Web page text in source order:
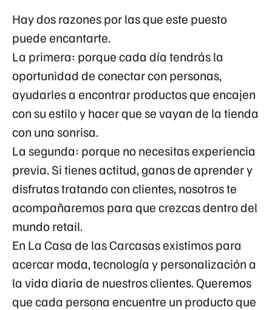
Hay dos razones por las que este puesto
puede encantarte.
La primera: porque cada día tendrás la
oportunidad de conectar con personas,
ayudarles a encontrar productos que encajen
con su estilo y hacer que se vayan de la tienda
con una sonrisa.
La segunda: porque no necesitas experiencia
previa. Si tienes actitud, ganas de aprender y
disfrutas tratando con clientes, nosotros te
acompañaremos para que crezcas dentro del
mundo retail.
En La Casa de las Carcasas existimos para
acercar moda, tecnología y personalización a
la vida diaria de nuestros clientes. Queremos
que cada persona encuentre un producto que